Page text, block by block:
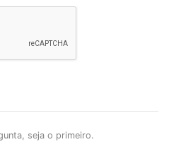
seja o primeiro.